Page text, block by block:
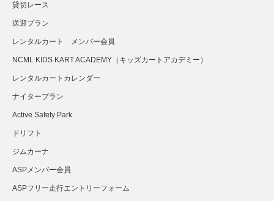
貸切レース
送迎プラン
レンタルカート メンバー会員
NCML KIDS KART ACADEMY（キッズカートアカデミー）
レンタルカートカレンダー
ナイタープラン
Active Safety Park
ドリフト
ジムカーナ
ASPメンバー会員
ASPフリー走行エントリーフォーム